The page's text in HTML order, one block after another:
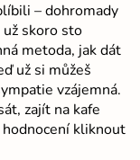
– dohromady
skoro sto
metoda, jak dát
už si můžeš
vzájemná.
zajít na kafe
hodnocení kliknout